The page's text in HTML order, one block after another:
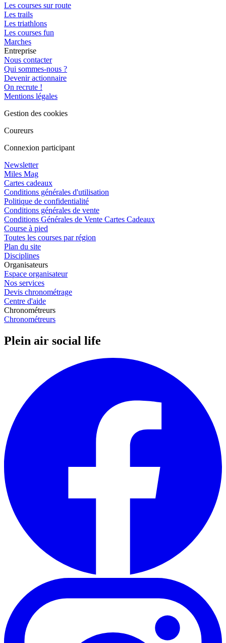
Les courses sur route
Les trails
Les triathlons
Les courses fun
Marches
Entreprise
Nous contacter
Qui sommes-nous ?
Devenir actionnaire
On recrute !
Mentions légales
Gestion des cookies
Coureurs
Connexion participant
Newsletter
Miles Mag
Cartes cadeaux
Conditions générales d'utilisation
Politique de confidentialité
Conditions générales de vente
Conditions Générales de Vente Cartes Cadeaux
Course à pied
Toutes les courses par région
Plan du site
Disciplines
Organisateurs
Espace organisateur
Nos services
Devis chronométrage
Centre d'aide
Chronométreurs
Chronométreurs
Plein air social life